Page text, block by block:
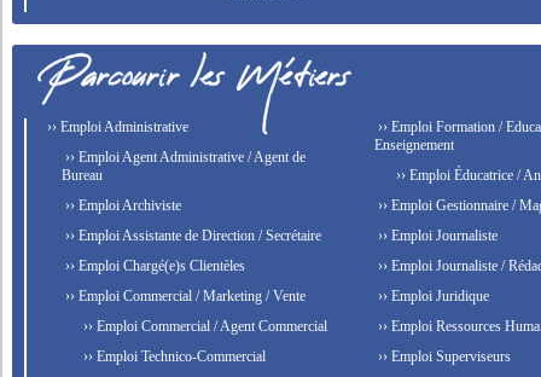
›› Emploi Administrative
›› Emploi Agent Administrative / Agent de
Bureau
›› Emploi Archiviste
›› Emploi Assistante de Direction / Secrétaire
›› Emploi Chargé(e)s Clientèles
›› Emploi Commercial / Marketing / Vente
›› Emploi Commercial / Agent Commercial
›› Emploi Technico-Commercial
›› Emploi Formation /
Enseignement
›› Emploi Éducatrice /
›› Emploi Gestionnaire /
›› Emploi Journaliste
›› Emploi Journaliste /
›› Emploi Juridique
›› Emploi Ressources
›› Emploi Superviseurs